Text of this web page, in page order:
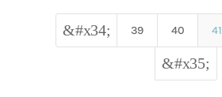
&#x34; 39 40 41
&#x35;